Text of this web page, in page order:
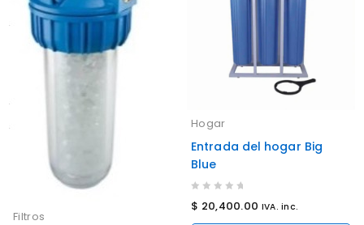
Filtros
Hogar
Entrada del hogar Big
Blue
$ 20,400.00 IVA. inc.